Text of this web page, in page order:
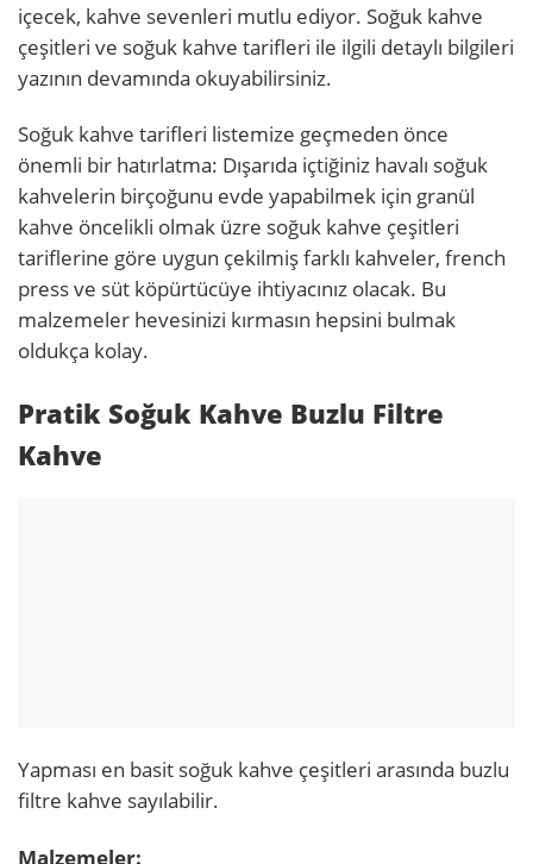
içecek, kahve sevenleri mutlu ediyor. Soğuk kahve
çeşitleri ve soğuk kahve tarifleri ile ilgili detaylı bilgileri
yazının devamında okuyabilirsiniz.
Soğuk kahve tarifleri listemize geçmeden önce
önemli bir hatırlatma: Dışarıda içtiğiniz havalı soğuk
kahvelerin birçoğunu evde yapabilmek için granül
kahve öncelikli olmak üzre soğuk kahve çeşitleri
tariflerine göre uygun çekilmiş farklı kahveler, french
press ve süt köpürtücüye ihtiyacınız olacak. Bu
malzemeler hevesinizi kırmasın hepsini bulmak
oldukça kolay.
Pratik Soğuk Kahve Buzlu Filtre
Kahve
Yapması en basit soğuk kahve çeşitleri arasında buzlu
filtre kahve sayılabilir.
Malzemeler: